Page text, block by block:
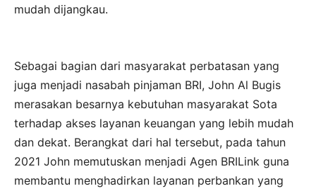
mudah dijangkau.
Sebagai bagian dari masyarakat perbatasan yang
juga menjadi nasabah pinjaman BRI, John Al Bugis
merasakan besarnya kebutuhan masyarakat Sota
terhadap akses layanan keuangan yang lebih mudah
dan dekat. Berangkat dari hal tersebut, pada tahun
2021 John memutuskan menjadi Agen BRILink guna
membantu menghadirkan layanan perbankan yang